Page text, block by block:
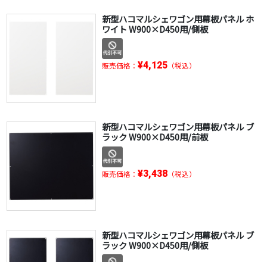
新型ハコマルシェワゴン用幕板パネル ホ
ワイト W900×D450用/側板
販売価格： ¥4,125（税込）
新型ハコマルシェワゴン用幕板パネル ブ
ラック W900×D450用/前板
販売価格： ¥3,438（税込）
新型ハコマルシェワゴン用幕板パネル ブ
ラック W900×D450用/側板